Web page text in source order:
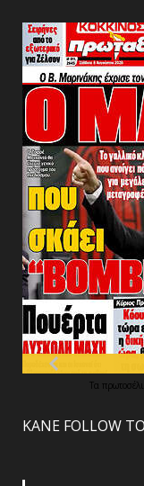
Τα
ΚΑΝΕ FOLLOW